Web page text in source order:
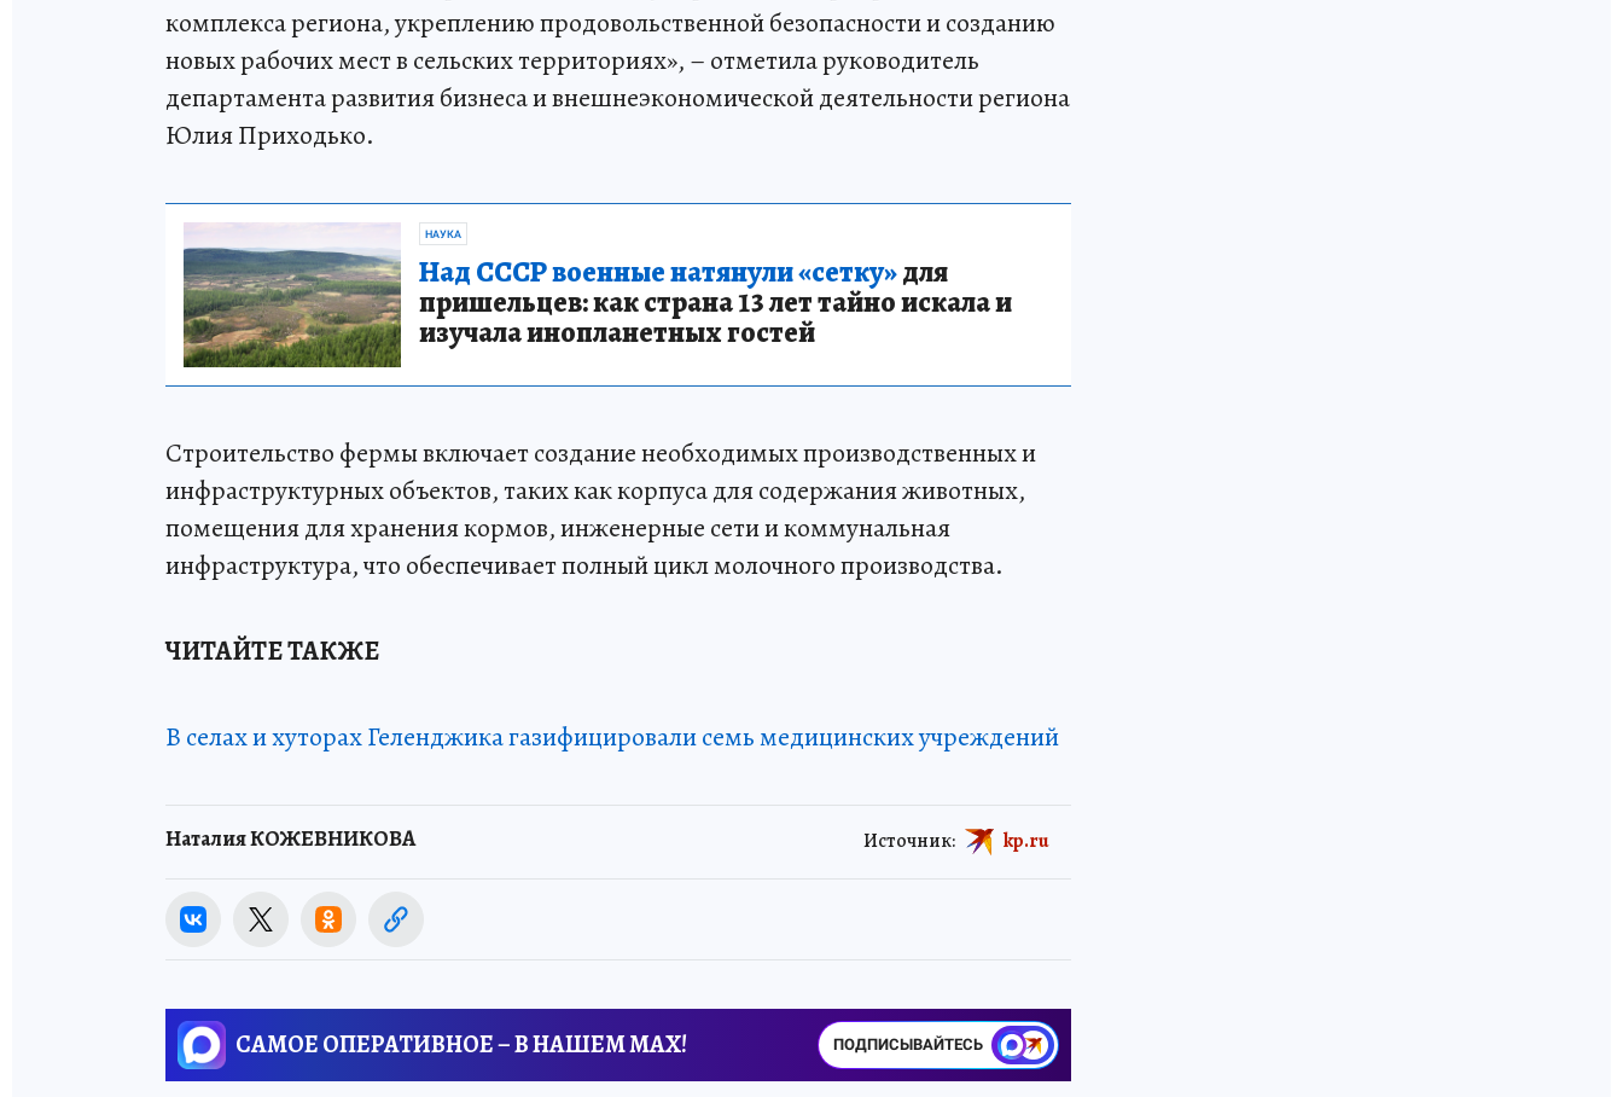
комплекса региона, укреплению продовольственной безопасности и созданию
новых рабочих мест в сельских территориях», – отметила руководитель
департамента развития бизнеса и внешнеэкономической деятельности региона
Юлия Приходько.
НАУКА
Над СССР военные натянули «сетку»для
пришельцев: как страна 13 лет тайно искала и
изучала инопланетных гостей
Строительство фермы включает создание необходимых производственных и
инфраструктурных объектов, таких как корпуса для содержания животных,
помещения для хранения кормов, инженерные сети и коммунальная
инфраструктура, что обеспечивает полный цикл молочного производства.
ЧИТАЙТЕ ТАКЖЕ
В селах и хуторах Геленджика газифицировали семь медицинских учреждений
Наталия КОЖЕВНИКОВА Источник: kp.ru
САМОЕ ОПЕРАТИВНОЕ – В НАШЕМ MAX! ПОДПИСЫВАЙТЕСЬ